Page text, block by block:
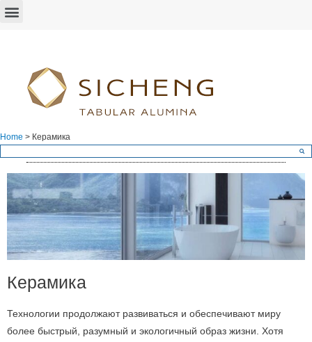
Home > Керамика
Керамика
Технологии продолжают развиваться и обеспечивают миру
более быстрый, разумный и экологичный образ жизни. Хотя